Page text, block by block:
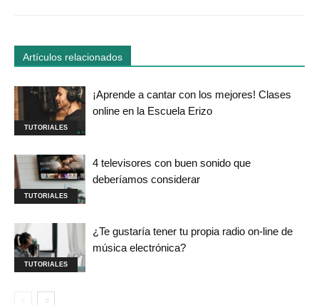
Artículos relacionados
TUTORIALES
¡Aprende a cantar con los mejores! Clases
online en la Escuela Erizo
TUTORIALES
4 televisores con buen sonido que
deberíamos considerar
TUTORIALES
¿Te gustaría tener tu propia radio on-line de
música electrónica?